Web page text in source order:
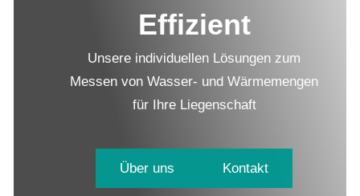
Effizient
Unsere individuellen Lösungen zum
Messen von Wasser- und Wärmemengen
für Ihre Liegenschaft
Über uns Kontakt